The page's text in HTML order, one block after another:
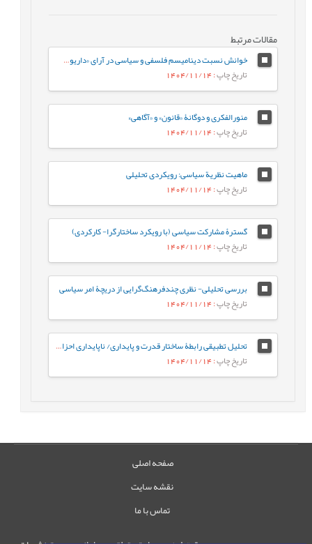
مقالات مرتبط
خوانش نسبت ديناميسم فلسفی و سیاسی در آرای «داريوش شايگان»
تاریخ چاپ: 1404/11/14
منورالفکری و دوگانۀ «قانون» و «آگاهی»
تاریخ چاپ: 1404/11/14
ماهیت نظریة سیاسی: رویکردی تحلیلی
تاریخ چاپ: 1404/11/14
گسترۀ مشارکت سیاسی (با رویکرد ساختارگرا- کارکردی)
تاریخ چاپ: 1404/11/14
بررسی تحلیلی- نظری چندفرهنگ‌گرایی از دریچۀ امر سیاسی
تاریخ چاپ: 1404/11/14
تحلیل تطبیقی رابطۀ ساختار قدرت و پایداری/ ناپایداری احزاب سیاسی در ساختارهای اقتدارگرا، دموکراتیک و شبه¬اقتدارگرا
تاریخ چاپ: 1404/11/14
صفحه اصلی
نقشه سایت
تماس با ما